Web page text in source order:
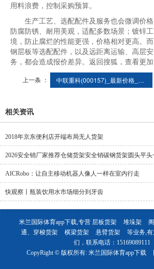
用料浪费，控制采购预算。
生产工艺、选配配件及服务也会微调价格
防腐防锈、耐用美观，适配多数场景；镀锌
境，防止腐烂的性能更强，价格相对更高。而
钢层板等选配配件，以及远距离运输、高层
务，都会造成报价差异。返回搜狐，查看更
上一条 ： 中联重科(000157)_最新价格_行情_走势图—东方财富网
相关资讯
2018年京东便利店开端布局无人货架
2026安全销厂家推荐仓储货架安全销碳钢货架圆头平头
AICRobo：让自主移动机器人像人一样在室内行走
快观察丨瓶装饮用水市场细分到牙齿
米兰国际体育app下载,专营 层板货架 堆垛架
通、穿梭货架
横梁货架 悬臂货架
等业务,
们，联系电话： 15169089111
CopyRight © 版权所有: 米兰国际体育app下载